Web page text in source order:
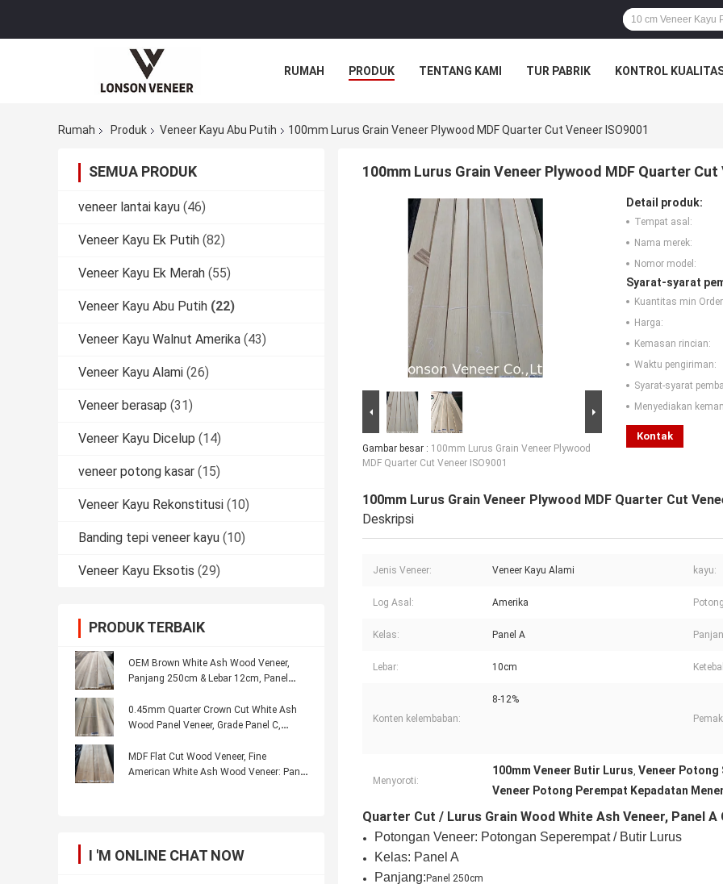
RUMAH PRODUK TENTANG KAMI TUR PABRIK KONTROL
Rumah Produk Veneer Kayu Abu Putih 100mm Lurus Grain Veneer Plywood MDF Quarter Cut Veneer ISO9001
SEMUA PRODUK
veneer lantai kayu (46)
Veneer Kayu Ek Putih (82)
Veneer Kayu Ek Merah (55)
Veneer Kayu Abu Putih (22)
Veneer Kayu Walnut Amerika (43)
Veneer Kayu Alami (26)
Veneer berasap (31)
Veneer Kayu Dicelup (14)
veneer potong kasar (15)
Veneer Kayu Rekonstitusi (10)
Banding tepi veneer kayu (10)
Veneer Kayu Eksotis (29)
PRODUK TERBAIK
OEM Brown White Ash Wood Veneer,
Panjang 250cm & Lebar 12cm, Panel
0.45mm Quarter Crown Cut White Ash
Wood Panel Veneer, Grade Panel C,
MDF Flat Cut Wood Veneer, Fine
American White Ash Wood Veneer: Panel
I 'M ONLINE CHAT NOW
100mm Lurus Grain Veneer Plywood MDF Quarter Cut
Gambar besar : 100mm Lurus Grain Veneer Plywood
MDF Quarter Cut Veneer ISO9001
Detail produk:
Tempat asal:
Nama merek:
Nomor model:
Syarat-syarat
Kuantitas min
Harga:
Kemasan rincian:
Waktu pengiriman:
Syarat-syarat
Menyediakan
Kontak
100mm Lurus Grain Veneer Plywood MDF Quarter Cut
Deskripsi
Jenis Veneer: Veneer Kayu Alami kayu:
Log Asal: Amerika
Kelas: Panel A
Lebar: 10cm
Konten kelembaban:
8-12%
Menyoroti:
100mm Veneer Butir Lurus, Veneer Potong
Veneer Potong Perempat Kepadatan
Quarter Cut / Lurus Grain Wood White Ash Veneer, Panel A
Potongan Veneer: Potongan Seperempat / Butir Lurus
Kelas: Panel A
Panjang: Panel 250cm